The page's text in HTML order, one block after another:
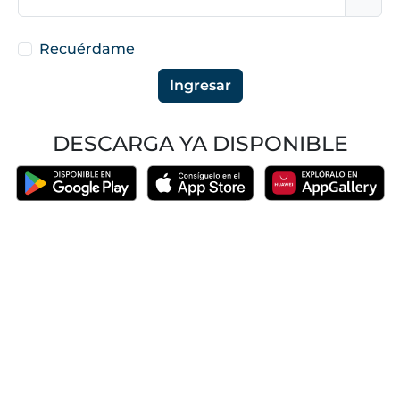
Recuérdame
Ingresar
DESCARGA YA DISPONIBLE